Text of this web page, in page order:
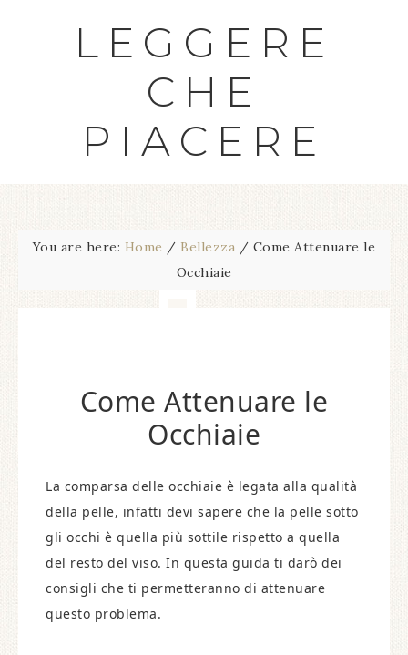
LEGGERE
CHE
PIACERE
You are here: Home / Bellezza / Come Attenuare le
Occhiaie
Come Attenuare le
Occhiaie
La comparsa delle occhiaie è legata alla qualità
della pelle, infatti devi sapere che la pelle sotto
gli occhi è quella più sottile rispetto a quella
del resto del viso. In questa guida ti darò dei
consigli che ti permetteranno di attenuare
questo problema.